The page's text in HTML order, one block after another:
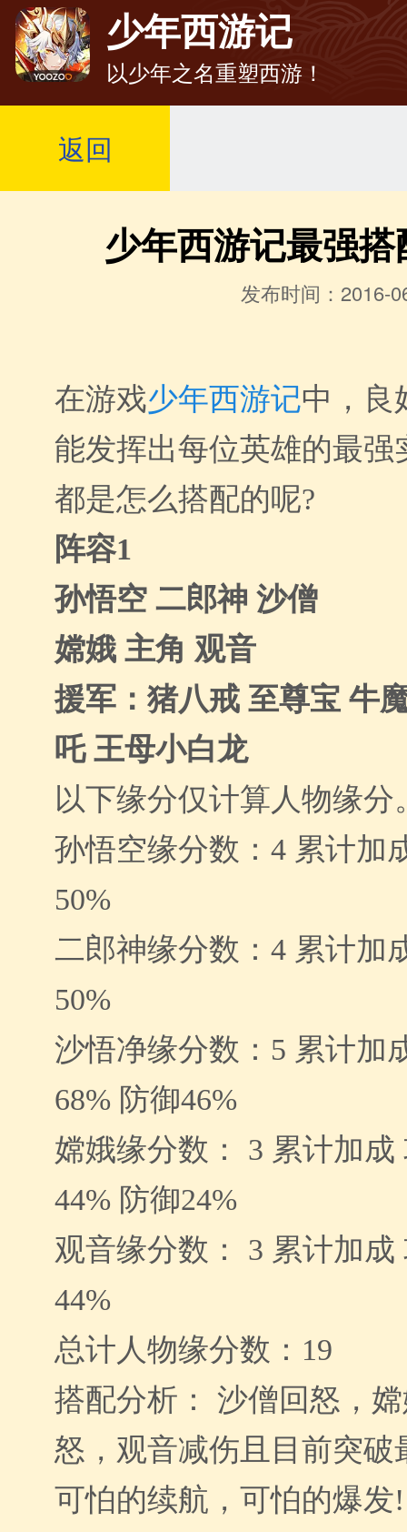
少年西游记
以少年之名重塑西游！
返回
少年西游记最强
发布时间：2016-
在游戏少年西游记中，良
能发挥出每位英雄的最强
都是怎么搭配的呢?
阵容1
孙悟空 二郎神 沙僧
嫦娥 主角 观音
援军：猪八戒 至尊宝 牛
吒 王母小白龙
以下缘分仅计算人物缘分
孙悟空缘分数：4 累计加
50%
二郎神缘分数：4 累计加
50%
沙悟净缘分数：5 累计加
68% 防御46%
嫦娥缘分数： 3 累计加成
44% 防御24%
观音缘分数： 3 累计加成
44%
总计人物缘分数：19
搭配分析： 沙僧回怒，
怒，观音减伤且目前突破
可怕的续航，可怕的爆发!